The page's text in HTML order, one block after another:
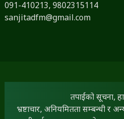
091-410213, 9802315114
sanjitadfm@gmail.com
तपाईंको सूचना,
भ्रष्टाचार, अनियमितता सम्बन्धी र